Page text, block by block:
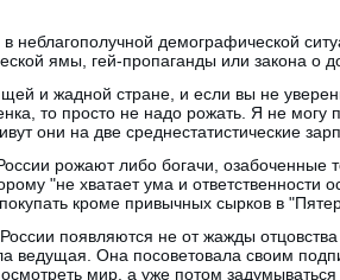
демографической
ямы, гей-пропаганды или закона о
и жадной стране, и если вы не
то просто не надо рожать. Я не могу
они на две среднестатистические
рожают либо богачи, озабоченные
"не хватает ума и ответственности
кроме привычных сырков в
появляются не от жажды
ведущая. Она посоветовала своим
мир, а уже потом задумываться